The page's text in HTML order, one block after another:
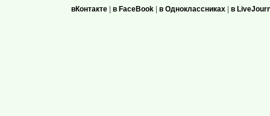
вКонтакте | в FaceBook | в Одноклассниках | в